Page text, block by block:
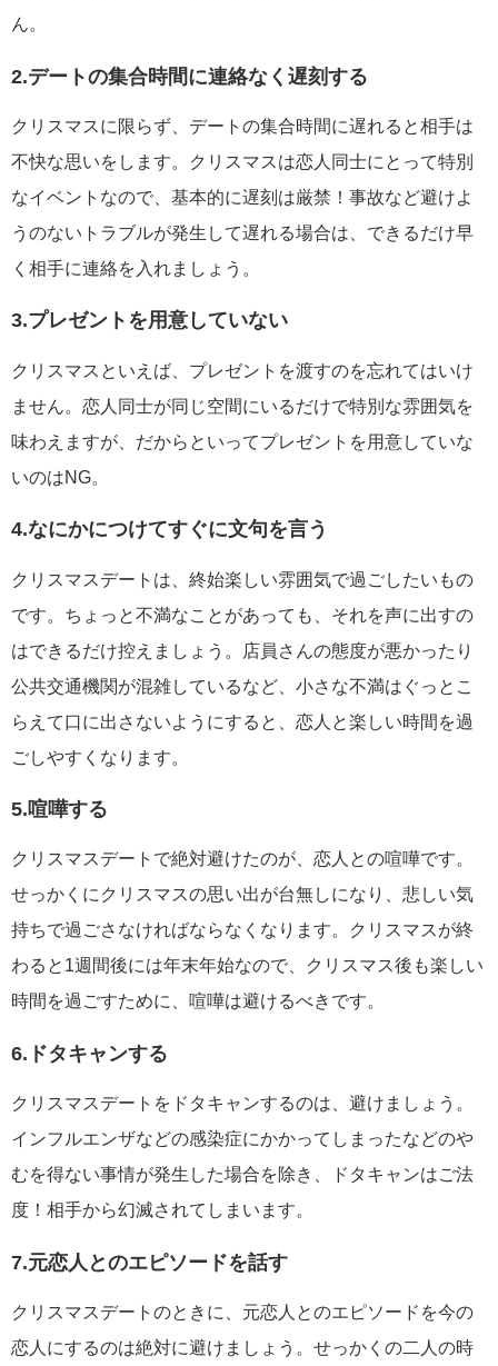
ん。
2.デートの集合時間に連絡なく遅刻する
クリスマスに限らず、デートの集合時間に遅れると相手は
不快な思いをします。クリスマスは恋人同士にとって特別
なイベントなので、基本的に遅刻は厳禁！事故など避けよ
うのないトラブルが発生して遅れる場合は、できるだけ早
く相手に連絡を入れましょう。
3.プレゼントを用意していない
クリスマスといえば、プレゼントを渡すのを忘れてはいけ
ません。恋人同士が同じ空間にいるだけで特別な雰囲気を
味わえますが、だからといってプレゼントを用意していな
いのはNG。
4.なにかにつけてすぐに文句を言う
クリスマスデートは、終始楽しい雰囲気で過ごしたいもの
です。ちょっと不満なことがあっても、それを声に出すの
はできるだけ控えましょう。店員さんの態度が悪かったり
公共交通機関が混雑しているなど、小さな不満はぐっとこ
らえて口に出さないようにすると、恋人と楽しい時間を過
ごしやすくなります。
5.喧嘩する
クリスマスデートで絶対避けたのが、恋人との喧嘩です。
せっかくにクリスマスの思い出が台無しになり、悲しい気
持ちで過ごさなければならなくなります。クリスマスが終
わると1週間後には年末年始なので、クリスマス後も楽しい
時間を過ごすために、喧嘩は避けるべきです。
6.ドタキャンする
クリスマスデートをドタキャンするのは、避けましょう。
インフルエンザなどの感染症にかかってしまったなどのや
むを得ない事情が発生した場合を除き、ドタキャンはご法
度！相手から幻滅されてしまいます。
7.元恋人とのエピソードを話す
クリスマスデートのときに、元恋人とのエピソードを今の
恋人にするのは絶対に避けましょう。せっかくの二人の時